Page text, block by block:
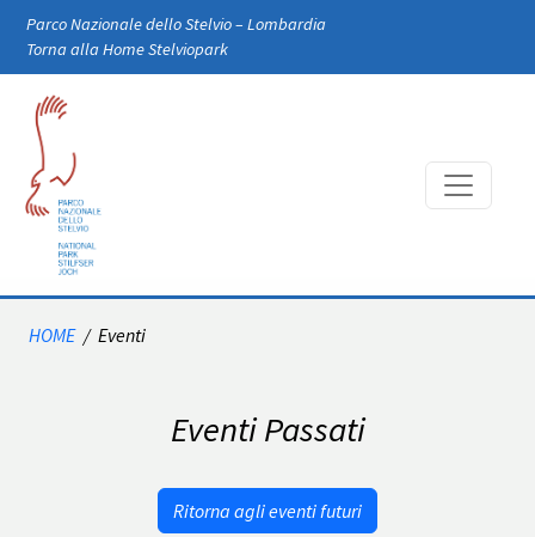
Skip to main content
Parco Nazionale dello Stelvio – Lombardia
Torna alla Home Stelviopark
HOME / Eventi
Eventi Passati
Ritorna agli eventi futuri